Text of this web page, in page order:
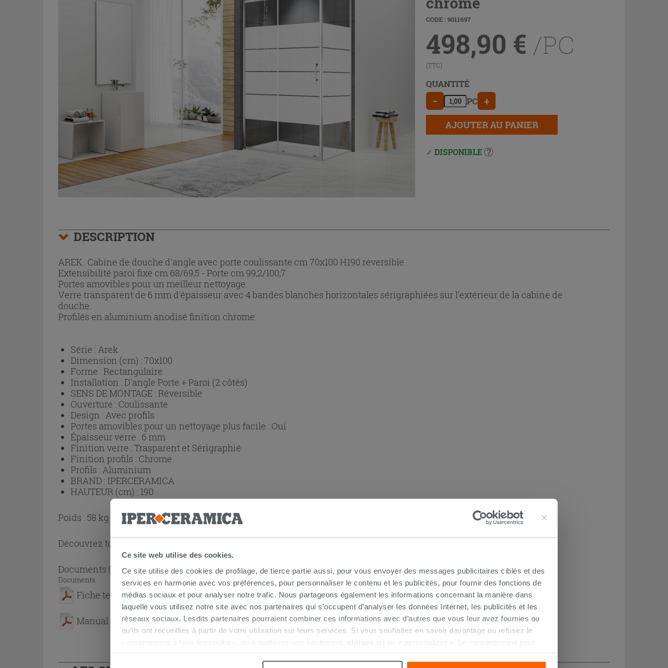
Ce site web utilise des cookies.
Ce site utilise des cookies de profilage, de tierce partie aussi, pour vous envoyer des messages publicitaires ciblés et des
services en harmonie avec vos préférences, pour personnaliser le contenu et les publicités, pour fournir des fonctions de
médias sociaux et pour analyser notre trafic. Nous partageons également les informations concernant la manière dans
laquelle vous utilisez notre site avec nos partenaires qui s’occupent d’analyser les données Internet, les publicités et les
réseaux sociaux. Lesdits partenaires pourraient combiner ces informations avec d’autres que vous leur avez fournies ou
qu’ils ont recueillies à partir de votre utilisation sur leurs services. Si vous souhaitez en savoir davantage ou refusez le
consentement à tous les cookies, ou à quelques-uns seulement,
cliquez ici ou « personalizer ». Le consentement peut
CODE : 9011697
498,90 € /PC
(TTC)
QUANTITÉ
− PC +
AJOUTER AU PANIER
DISPONIBLE
DESCRIPTION
AREK : Cabine de douche d'angle avec porte coulissante cm 70x100 H190 réversible.
Extensibilité paroi fixe cm 68/69,5 - Porte cm 99,2/100,7.
Portes amovibles pour un meilleur nettoyage.
Verre transparent de 6 mm d'épaisseur avec 4 bandes blanches horizontales sérigraphiées sur l'extérieur de la cabine de
douche.
Profilés en aluminium anodisé finition chrome.
Série : Arek
Dimension (cm) :70x100
Forme :Rectangulaire
Installation :D'angle Porte + Paroi (2 côtés)
SENS DE MONTAGE :Réversible
Ouverture : Coulissante
Design : Avec profils
Portes amovibles pour un nettoyage plus facile : Oui
Épaisseur verre : 6 mm
Finition verre :Trasparent et Sérigraphié
Finition profils : Chrome
Profils : Aluminium
BRAND : IPERCERAMICA
HAUTEUR (cm) : 190
Poids : 58 kg
Découvrez toute la collection
Documents ( 1 - 2 sur 2 )
Documents
Fiche technique
Manual